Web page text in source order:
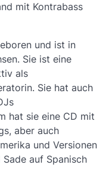
mit Kontrabass
und ist in
Sie ist eine
als
Sie hat auch
hat sie eine CD mit
aber auch
und Versionen
auf Spanisch